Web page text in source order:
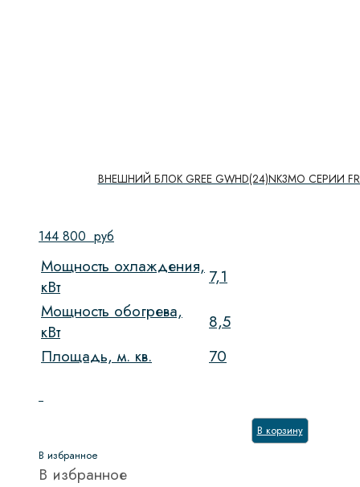
ВНЕШНИЙ БЛОК GREE GWHD(24)NK3MO СЕРИИ
144 800 руб
Мощность охлаждения,
кВт
7,1
Мощность обогрева,
кВт
8,5
Площадь, м. кв.
70
В корзину
В избранное
В избранное